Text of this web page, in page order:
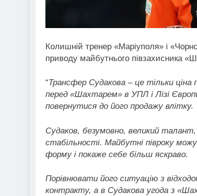
Колишній тренер «Маріуполя» і
приводу майбутнього півзахисника
“Трансфер Судакова – це тільки
перед «Шахтарем» в УПЛ і Лізі
повернутися до його продажу влітку.
Судаков, безумовно, великий
стабільності. Майбутні півроку
форму і покаже себе більш яскраво.
Порівнювати його ситуацію з
контракту, а в Судакова угода з